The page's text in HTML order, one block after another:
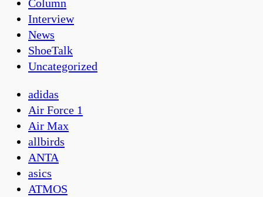
Column
Interview
News
ShoeTalk
Uncategorized
adidas
Air Force 1
Air Max
allbirds
ANTA
asics
ATMOS